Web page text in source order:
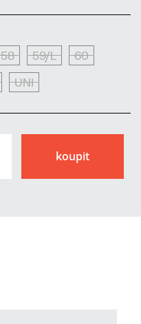
58 59/L 60
UNI